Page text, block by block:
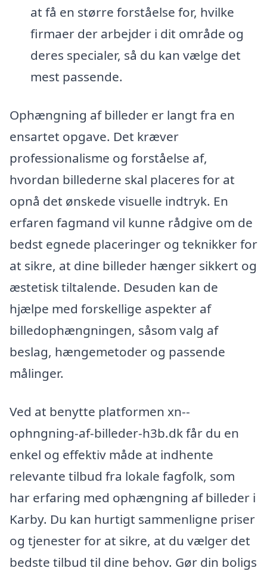
at få en større forståelse for, hvilke
firmaer der arbejder i dit område og
deres specialer, så du kan vælge det
mest passende.
Ophængning af billeder er langt fra en
ensartet opgave. Det kræver
professionalisme og forståelse af,
hvordan billederne skal placeres for at
opnå det ønskede visuelle indtryk. En
erfaren fagmand vil kunne rådgive om de
bedst egnede placeringer og teknikker for
at sikre, at dine billeder hænger sikkert og
æstetisk tiltalende. Desuden kan de
hjælpe med forskellige aspekter af
billedophængningen, såsom valg af
beslag, hængemetoder og passende
målinger.
Ved at benytte platformen xn--
ophngning-af-billeder-h3b.dk får du en
enkel og effektiv måde at indhente
relevante tilbud fra lokale fagfolk, som
har erfaring med ophængning af billeder i
Karby. Du kan hurtigt sammenligne priser
og tjenester for at sikre, at du vælger det
bedste tilbud til dine behov. Gør din boligs